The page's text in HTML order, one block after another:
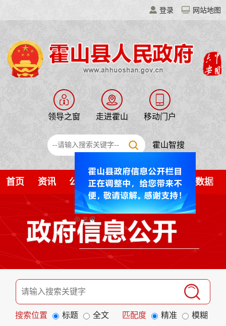
登录 网站地图
领导之窗 走进霍山 移动门户
霍山智搜
首页 资讯 公开 解读 服务 互动 数据
搜索位置 标题 全文 匹配度 精准
模糊